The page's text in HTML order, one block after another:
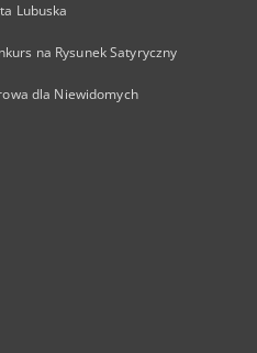
Lubuska
na Rysunek Satyryczny
dla Niewidomych